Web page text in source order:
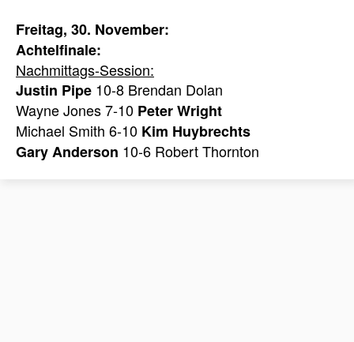
Freitag, 30. November:
Achtelfinale:
Nachmittags-Session:
Justin Pipe 10-8 Brendan Dolan
Wayne Jones 7-10 Peter Wright
Michael Smith 6-10 Kim Huybrechts
Gary Anderson 10-6 Robert Thornton